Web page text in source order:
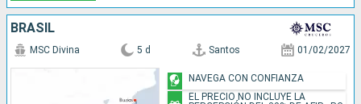
BRASIL
MSC Divina 5 d Santos 01/02/2027
NAVEGA CON CONFIANZA
EL PRECIO NO INCLUYE LA